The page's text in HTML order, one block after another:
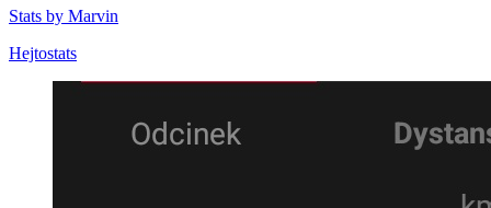
Stats by Marvin
Hejtostats